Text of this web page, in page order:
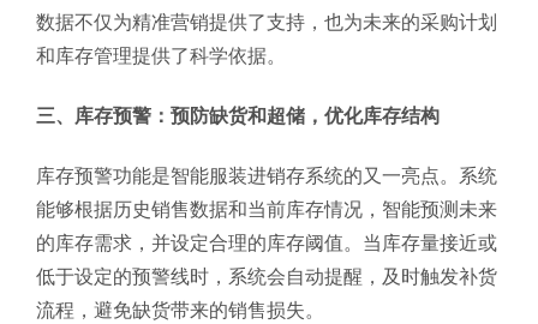
数据不仅为精准营销提供了支持，也为未来的采购计划
和库存管理提供了科学依据。
三、库存预警：预防缺货和超储，优化库存结构
库存预警功能是智能服装进销存系统的又一亮点。系统
能够根据历史销售数据和当前库存情况，智能预测未来
的库存需求，并设定合理的库存阈值。当库存量接近或
低于设定的预警线时，系统会自动提醒，及时触发补货
流程，避免缺货带来的销售损失。